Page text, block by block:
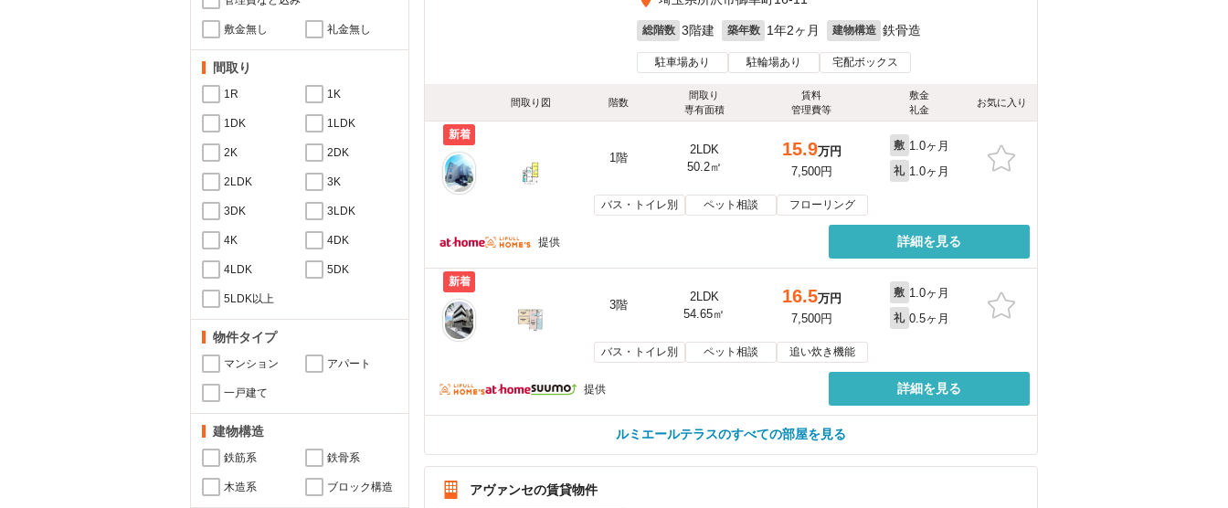
敷金無し 礼金無し
間取り
1R 1K
1DK 1LDK
2K 2DK
2LDK 3K
3DK 3LDK
4K 4DK
4LDK 5DK
5LDK以上
物件タイプ
マンション アパート
一戸建て
建物構造
鉄筋系 鉄骨系
木造系 ブロック構造
総階数 3階建 築年数 1年2ヶ月 建物構造 鉄骨造
駐車場あり 駐輪場あり 宅配ボックス
間取り図 階数
間取り
専有面積
賃料
管理費等
敷金
礼金
お気に入り
新着
1階
2LDK
50.2㎡
15.9万円
7,500円
敷 1.0ヶ月
礼 1.0ヶ月
バス・トイレ別 ペット相談 フローリング
提供 詳細を見る
新着
3階
2LDK
54.65㎡
16.5万円
7,500円
敷 1.0ヶ月
礼 0.5ヶ月
バス・トイレ別 ペット相談 追い炊き機能
提供 詳細を見る
ルミエールテラスのすべての部屋を見る
アヴァンセの賃貸物件